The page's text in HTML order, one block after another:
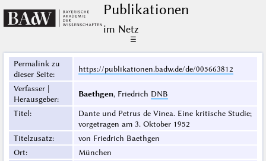
Publikationen
im Netz
☰
Permalink zu
dieser Seite:
https://publikationen.badw.de/de/005663812
Verfasser |
Herausgeber:
Baethgen, Friedrich DNB
Titel:
Dante und Petrus de Vinea. Eine kritische Studie;
vorgetragen am 3. Oktober 1952
Titelzusatz:
von Friedrich Baethgen
Ort:
München